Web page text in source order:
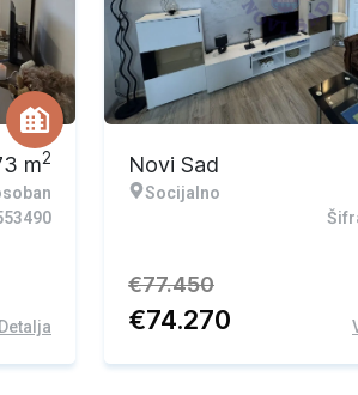
m2
Ekskluzivna ponuda
Novi Sad
Socijalno
€77.450
€74.270